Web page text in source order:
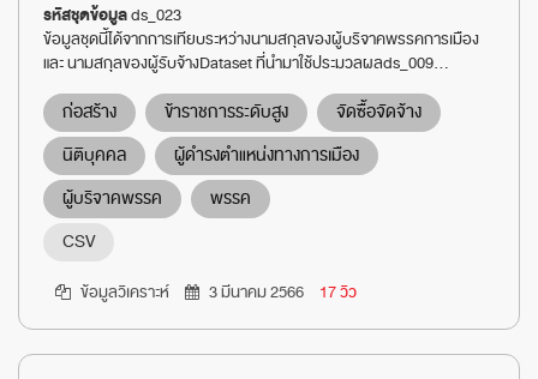
รหัสชุดข้อมูลds_023
ข้อมูลชุดนี้ได้จากการเทียบระหว่างนามสกุลของผู้บริจาคพรรคการเมือง
และ นามสกุลของผู้รับจ้างDataset ที่นำมาใช้ประมวลผลds_009...
ก่อสร้าง ข้าราชการระดับสูง
จัดซื้อจัดจ้าง
นิติบุคคล
ผู้ดำรงตำแหน่งทางการเมือง
ผู้บริจาคพรรค
พรรค
CSV
ข้อมูลวิเคราะห์ 3 มีนาคม 2566 17 วิว